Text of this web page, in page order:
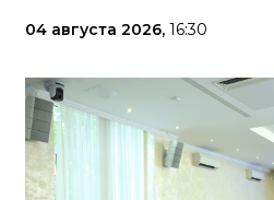
04 августа 2026, 16:30